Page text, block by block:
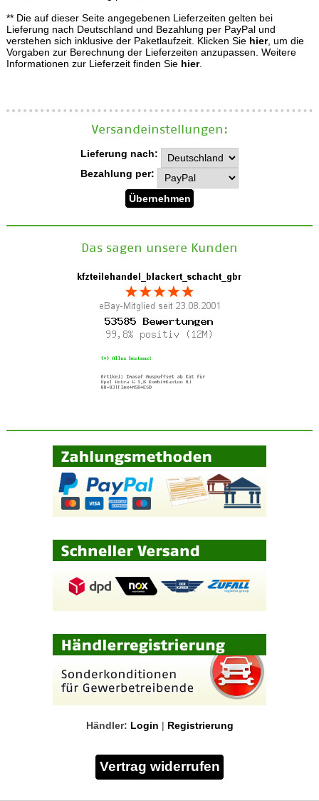
** Die auf dieser Seite angegebenen Lieferzeiten gelten bei
Lieferung nach Deutschland und Bezahlung per PayPal und
verstehen sich inklusive der Paketlaufzeit. Klicken Sie hier, um die
Vorgaben zur Berechnung der Lieferzeiten anzupassen. Weitere
Informationen zur Lieferzeit finden Sie hier.
Versand­einstellungen:
Lieferung nach:
Bezahlung per:
Das sagen unsere Kunden
Händler: Login | Registrierung